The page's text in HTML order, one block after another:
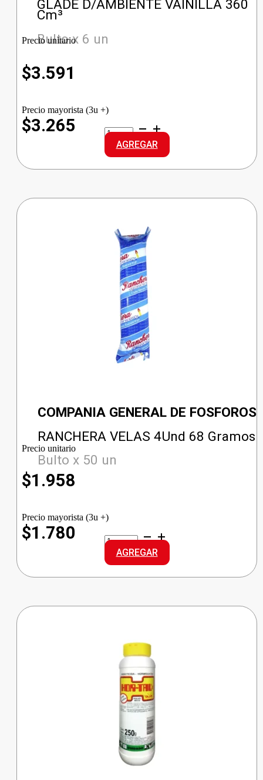
GLADE D/AMBIENTE VAINILLA 360
Cm³
Bulto x 6 un
Precio unitario
$3.591
Precio mayorista (3u +)
$3.265
GLADE
D/AMBIENTE
VAINILLA
cantidad
AGREGAR
COMPANIA GENERAL DE FOSFOROS
RANCHERA VELAS 4Und 68 Gramos
Bulto x 50 un
Precio unitario
$1.958
Precio mayorista (3u +)
$1.780
RANCHERA
VELAS
4Und
cantidad
AGREGAR